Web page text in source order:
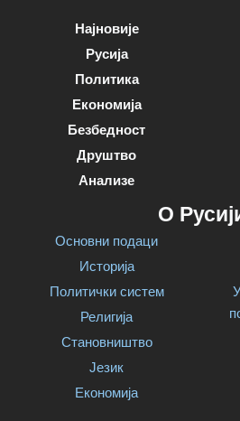
Најновије
Русија
Политика
Економија
Безбедност
Друштво
Анализе
О
Основни подаци
Историја
Политички систем
Религија
Становништво
Језик
Економија